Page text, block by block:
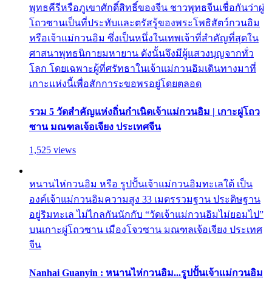
พุทธคีรีหรือภูเขาศักดิ์สิทธิ์ของจีน ชาวพุทธจีนเชื่อกันว่าผู่
โถวซานเป็นที่ประทับและตรัสรู้ของพระโพธิสัตว์กวนอิม
หรือเจ้าแม่กวนอิม ซึ่งเป็นหนึ่งในเทพเจ้าที่สำคัญที่สุดใน
ศาสนาพุทธนิกายมหายาน ดังนั้นจึงมีผู้แสวงบุญจากทั่ว
โลก โดยเฉพาะผู้ที่ศรัทธาในเจ้าแม่กวนอิมเดินทางมาที่
เกาะแห่งนี้เพื่อสักการะขอพรอยู่โดยตลอด
รวม 5 วัดสำคัญแห่งถิ่นกำเนิดเจ้าแม่กวนอิม | เกาะผู่โถว
ซาน มณฑลเจ้อเจียง ประเทศจีน
1,525 views
หนานไห่กวนอิม หรือ รูปปั้นเจ้าแม่กวนอิมทะเลใต้ เป็น
องค์เจ้าแม่กวนอิมความสูง 33 เมตรรวมฐาน ประดิษฐาน
อยู่ริมทะเล ไม่ไกลกันนักกับ “วัดเจ้าแม่กวนอิมไม่ยอมไป”
บนเกาะผู่โถวซาน เมืองโจวซาน มณฑลเจ้อเจียง ประเทศ
จีน
Nanhai Guanyin : หนานไห่กวนอิม...รูปปั้นเจ้าแม่กวนอิม